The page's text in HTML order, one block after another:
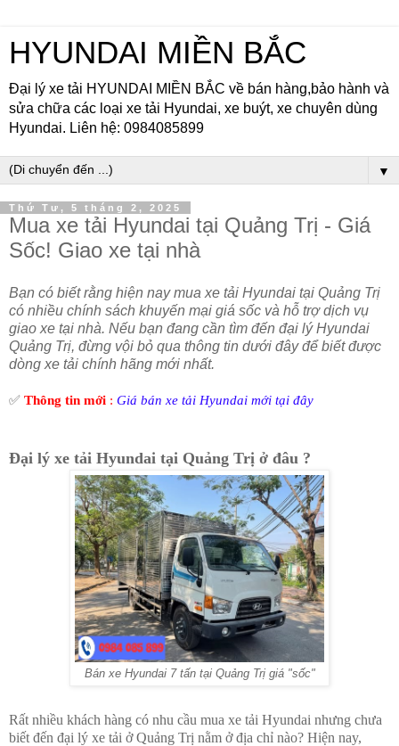
HYUNDAI MIỀN BẮC
Đại lý xe tải HYUNDAI MIỀN BẮC về bán hàng,bảo hành và
sửa chữa các loại xe tải Hyundai, xe buýt, xe chuyên dùng
Hyundai. Liên hệ: 0984085899
▼
Thứ Tư, 5 tháng 2, 2025
Mua xe tải Hyundai tại Quảng Trị - Giá
Sốc! Giao xe tại nhà
Bạn có biết rằng hiện nay mua xe tải Hyundai tại Quảng Trị
có nhiều chính sách khuyến mại giá sốc và hỗ trợ dịch vụ
giao xe tại nhà. Nếu bạn đang cần tìm đến đại lý Hyundai
Quảng Trị, đừng vội bỏ qua thông tin dưới đây để biết được
dòng xe tải chính hãng mới nhất.
✅ Thông tin mới : Giá bán xe tải Hyundai mới tại đây
Đại lý xe tải Hyundai tại Quảng Trị ở đâu ?
Bán xe Hyundai 7 tấn tại Quảng Trị giá "sốc"
Rất nhiều khách hàng có nhu cầu mua xe tải Hyundai nhưng chưa
biết đến đại lý xe tải ở Quảng Trị nằm ở địa chỉ nào? Hiện nay,